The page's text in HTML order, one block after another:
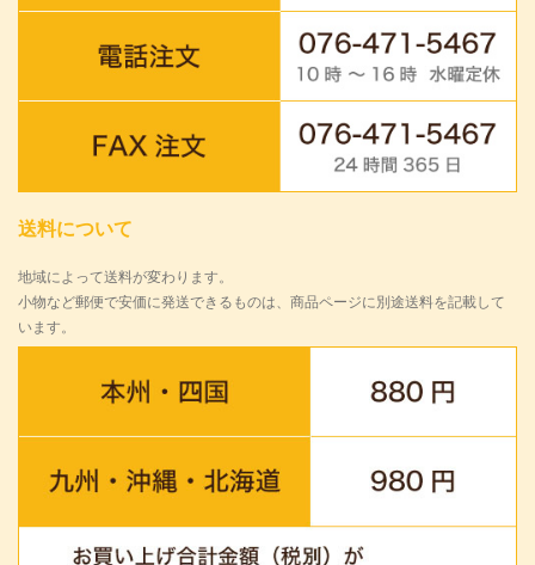
送料について
地域によって送料が変わります。
小物など郵便で安価に発送できるものは、商品ページに別途送料を記載して
います。